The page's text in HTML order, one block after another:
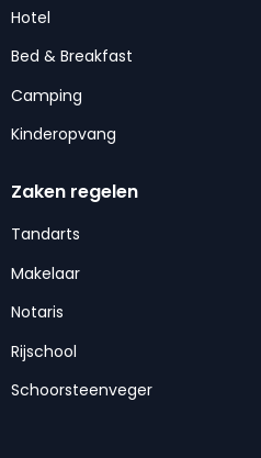
Hotel
Bed & Breakfast
Camping
Kinderopvang
Zaken regelen
Tandarts
Makelaar
Notaris
Rijschool
Schoorsteenveger